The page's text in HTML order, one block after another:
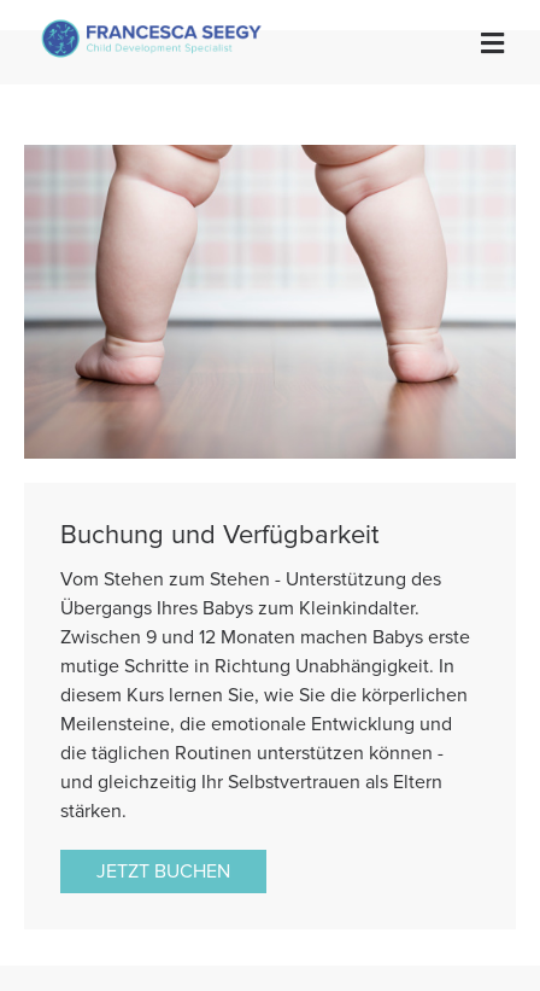

Buchung und Verfügbarkeit
Vom Stehen zum Stehen - Unterstützung des
Übergangs Ihres Babys zum Kleinkindalter.
Zwischen 9 und 12 Monaten machen Babys erste
mutige Schritte in Richtung Unabhängigkeit. In
diesem Kurs lernen Sie, wie Sie die körperlichen
Meilensteine, die emotionale Entwicklung und
die täglichen Routinen unterstützen können -
und gleichzeitig Ihr Selbstvertrauen als Eltern
stärken.
JETZT BUCHEN